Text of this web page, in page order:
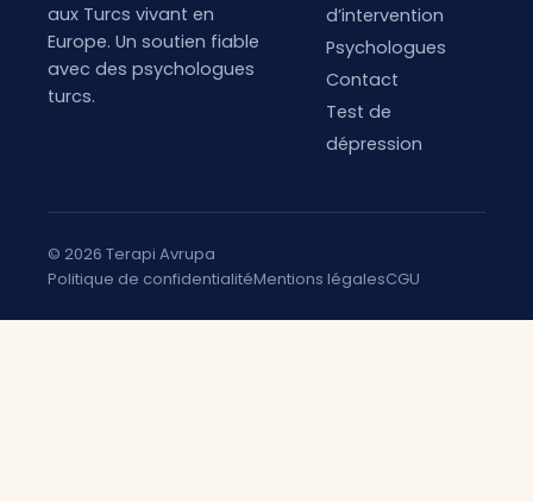
aux Turcs vivant en
Europe. Un soutien fiable
avec des psychologues
turcs.
d’intervention
Psychologues
Contact
Test de
dépression
© 2026 Terapi Avrupa
Politique de confidentialitéMentions légalesCGU